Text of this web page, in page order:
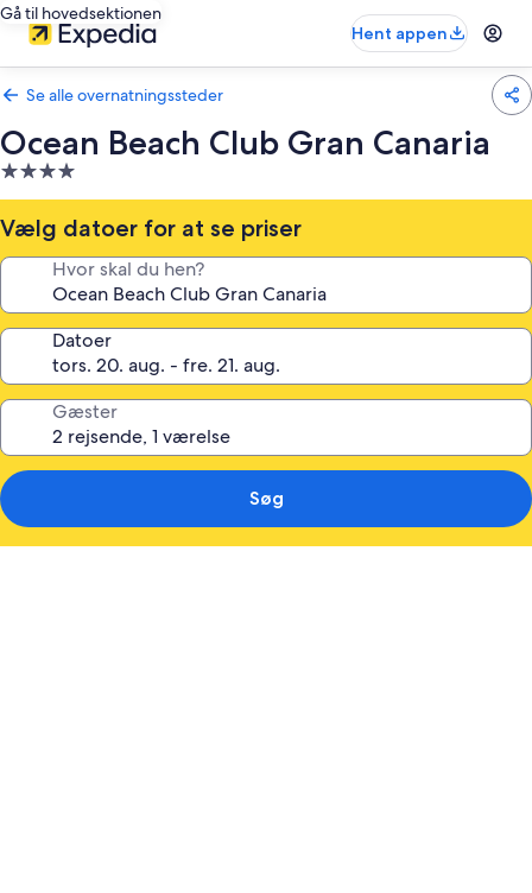
Gå til hovedsektionen
Hent appen
Se alle overnatningssteder
Ocean Beach Club Gran Canaria
4.0-
stjernet
overnatningssted
Vælg datoer for at se priser
Hvor skal du hen?
Datoer
Gæster
Søg